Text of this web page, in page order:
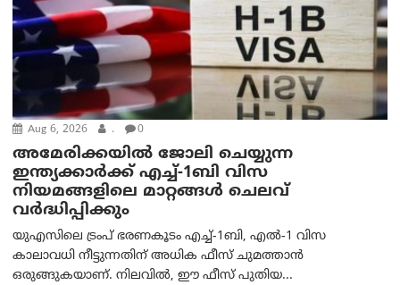
Aug 6, 2026 . 0
അമേരിക്കയില്‍ ജോലി ചെയ്യുന്ന
ഇന്ത്യക്കാർക്ക് എച്ച്-1ബി വിസ
നിയമങ്ങളിലെ മാറ്റങ്ങൾ ചെലവ്
വർദ്ധിപ്പിക്കും
യുഎസിലെ ട്രംപ് ഭരണകൂടം എച്ച്-1ബി, എൽ-1 വിസ
കാലാവധി നീട്ടുന്നതിന് അധിക ഫീസ് ചുമത്താൻ
ഒരുങ്ങുകയാണ്. നിലവിൽ, ഈ ഫീസ് പുതിയ...